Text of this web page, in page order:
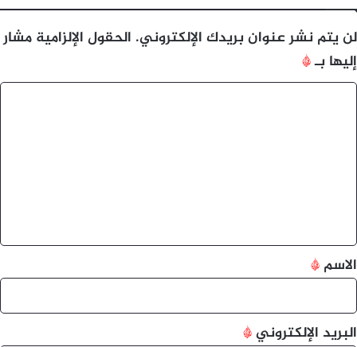
لن يتم نشر عنوان بريدك الإلكتروني. الحقول الإلزامية مشار
إليها بـ*
ق
*
الاسم *
البريد الإلكتروني*